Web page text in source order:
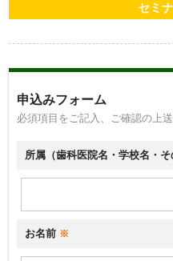
セミ
申込みフォーム
必須項目をご記入、ご確認の上
所属（歯科医院名・学校名・そ
お名前 ※